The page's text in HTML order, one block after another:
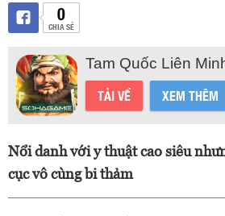
0
CHIA SẺ
Tam Quốc Liên
TẢI VỀ XEM THÊM
Nổi danh với y thuật cao siêu
cục vô cùng bi thảm